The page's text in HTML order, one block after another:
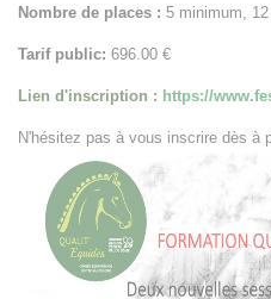
Nombre de places : 5 minimum,
Tarif public: 696.00 €
Lien d'inscription : https://
N'hésitez pas à vous inscrire dès à